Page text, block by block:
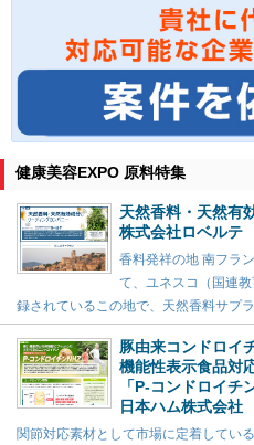
健康美容EXPO 原料特集
天然香料・天然有
株式会社ロベルテ
香料発祥の地 南フラ
て、ユネスコ（国連
録されているこの地で、天然香料サプ
豚由来コンドロイ
機能性表示食品対
「P-コンドロイチ
日本ハム株式会社
関節対応素材として市場に定着してい